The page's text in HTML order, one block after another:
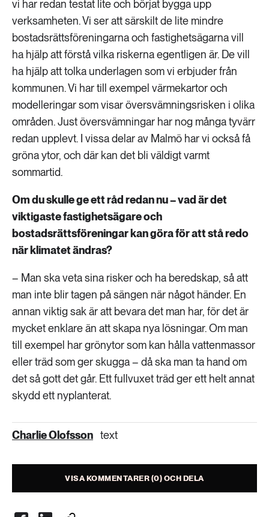
vi har redan testat lite och börjat bygga upp
verksamheten. Vi ser att särskilt de lite mindre
bostadsrättsföreningarna och fastighetsägarna vill
ha hjälp att förstå vilka riskerna egentligen är. De vill
ha hjälp att tolka underlagen som vi erbjuder från
kommunen. Vi har till exempel värmekartor och
modelleringar som visar översvämningsrisken i olika
områden. Just översvämningar har nog många tyvärr
redan upplevt. I vissa delar av Malmö har vi också få
gröna ytor, och där kan det bli väldigt varmt
sommartid.
Om du skulle ge ett råd redan nu – vad är det
viktigaste fastighetsägare och
bostadsrättsföreningar kan göra för att stå redo
när klimatet ändras?
– Man ska veta sina risker och ha beredskap, så att
man inte blir tagen på sängen när något händer. En
annan viktig sak är att bevara det man har, för det är
mycket enklare än att skapa nya lösningar. Om man
till exempel har grönytor som kan hålla vattenmassor
eller träd som ger skugga – då ska man ta hand om
det så gott det går. Ett fullvuxet träd ger ett helt annat
skydd ett nyplanterat.
Charlie Olofsson text
VISA KOMMENTARER (0) OCH DELA